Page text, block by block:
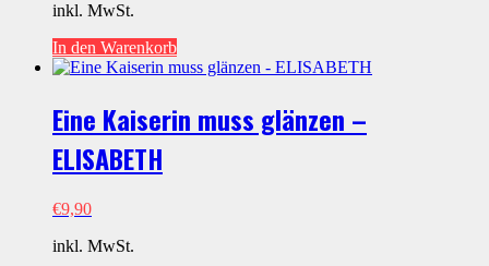
inkl. MwSt.
In den Warenkorb
Eine Kaiserin muss glänzen –
ELISABETH
€9,90
inkl. MwSt.